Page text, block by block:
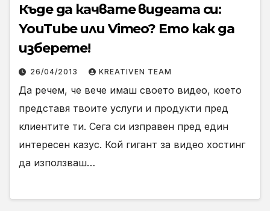
Къде да качвате видеата си:
YouTube или Vimeo? Ето как да
изберете!
26/04/2013 KREATIVEN TEAM
Да речем, че вече имаш своето видео, което
представя твоите услуги и продукти пред
клиентите ти. Сега си изправен пред един
интересен казус. Кой гигант за видео хостинг
да използваш…